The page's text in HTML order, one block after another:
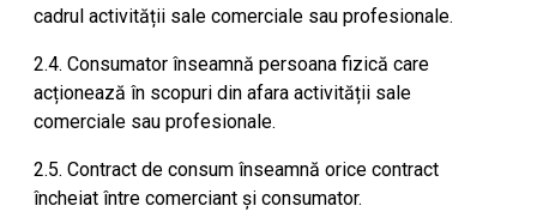
cadrul activității sale comerciale sau profesionale.
2.4. Consumator înseamnă persoana fizică care
acționează în scopuri din afara activității sale
comerciale sau profesionale.
2.5. Contract de consum înseamnă orice contract
încheiat între comerciant și consumator.